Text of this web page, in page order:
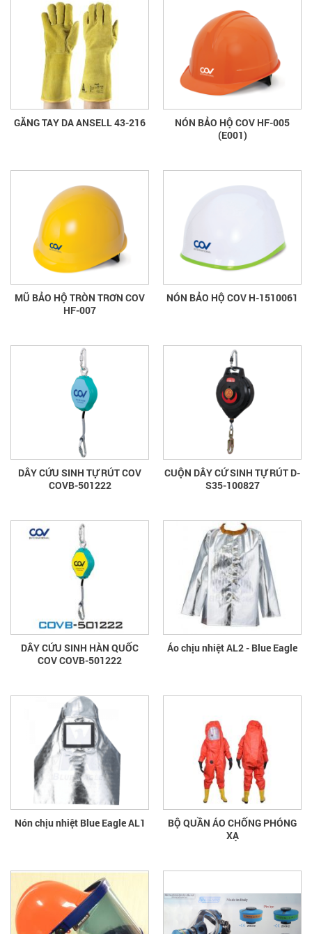
GĂNG TAY DA ANSELL 43-216
NÓN BẢO HỘ COV HF-005
(E001)
MŨ BẢO HỘ TRÒN TRƠN COV
HF-007
NÓN BẢO HỘ COV H-1510061
DÂY CỨU SINH TỰ RÚT COV
COVB-501222
CUỘN DÂY CỨ SINH TỰ RÚT D-
S35-100827
DÂY CỨU SINH HÀN QUỐC
COV COVB-501222
Áo chịu nhiệt AL2 - Blue Eagle
Nón chịu nhiệt Blue Eagle AL1
BỘ QUẦN ÁO CHỐNG PHÓNG
XẠ